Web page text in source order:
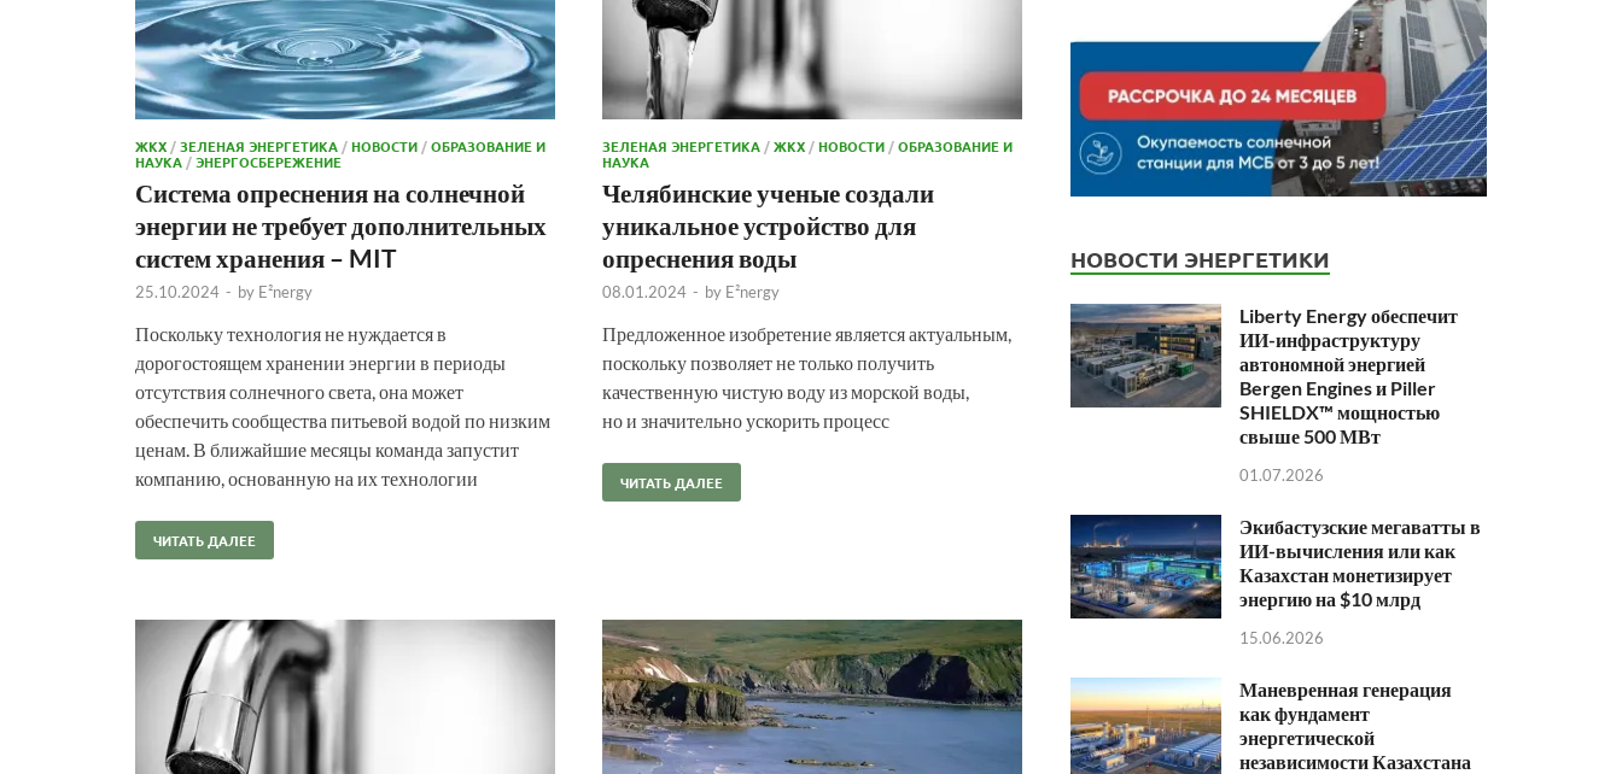
ЖКХ /ЗЕЛЕНАЯ ЭНЕРГЕТИКА /НОВОСТИ /ОБРАЗОВАНИЕ И
НАУКА /ЭНЕРГОСБЕРЕЖЕНИЕ
Система опреснения на солнечной
энергии не требует дополнительных
систем хранения – MIT
25.10.2024 - by E²nergy
Поскольку технология не нуждается в
дорогостоящем хранении энергии в периоды
отсутствия солнечного света, она может
обеспечить сообщества питьевой водой по низким
ценам. В ближайшие месяцы команда запустит
компанию, основанную на их технологии
ЧИТАТЬ ДАЛЕЕ
ЗЕЛЕНАЯ ЭНЕРГЕТИКА /ЖКХ /НОВОСТИ /ОБРАЗОВАНИЕ И
НАУКА
Челябинские ученые создали
уникальное устройство для
опреснения воды
08.01.2024 - by E²nergy
Предложенное изобретение является актуальным,
поскольку позволяет не только получить
качественную чистую воду из морской воды,
но и значительно ускорить процесс
ЧИТАТЬ ДАЛЕЕ
НОВОСТИ ЭНЕРГЕТИКИ
Liberty Energy обеспечит
ИИ-инфраструктуру
автономной энергией
Bergen Engines и Piller
SHIELDX™ мощностью
свыше 500 МВт
01.07.2026
Экибастузские мегаватты в
ИИ-вычисления или как
Казахстан монетизирует
энергию на $10 млрд
15.06.2026
Маневренная генерация
как фундамент
энергетической
независимости Казахстана